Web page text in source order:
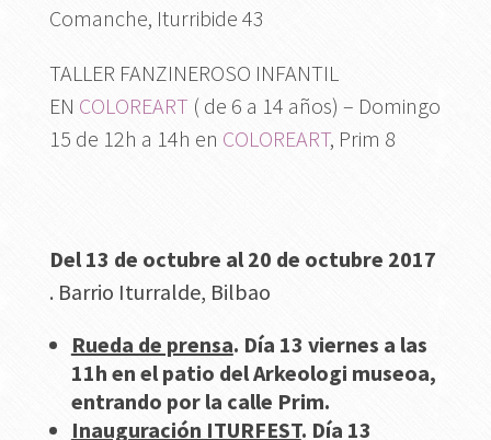
Comanche, Iturribide 43
TALLER FANZINEROSO INFANTIL
EN COLOREART ( de 6 a 14 años) – Domingo
15 de 12h a 14h en COLOREART, Prim 8
Del 13 de octubre al 20 de octubre 2017
. Barrio Iturralde, Bilbao
Rueda de prensa. Día 13 viernes a las
11h en el patio del Arkeologi museoa,
entrando por la calle Prim.
Inauguración ITURFEST. Día 13